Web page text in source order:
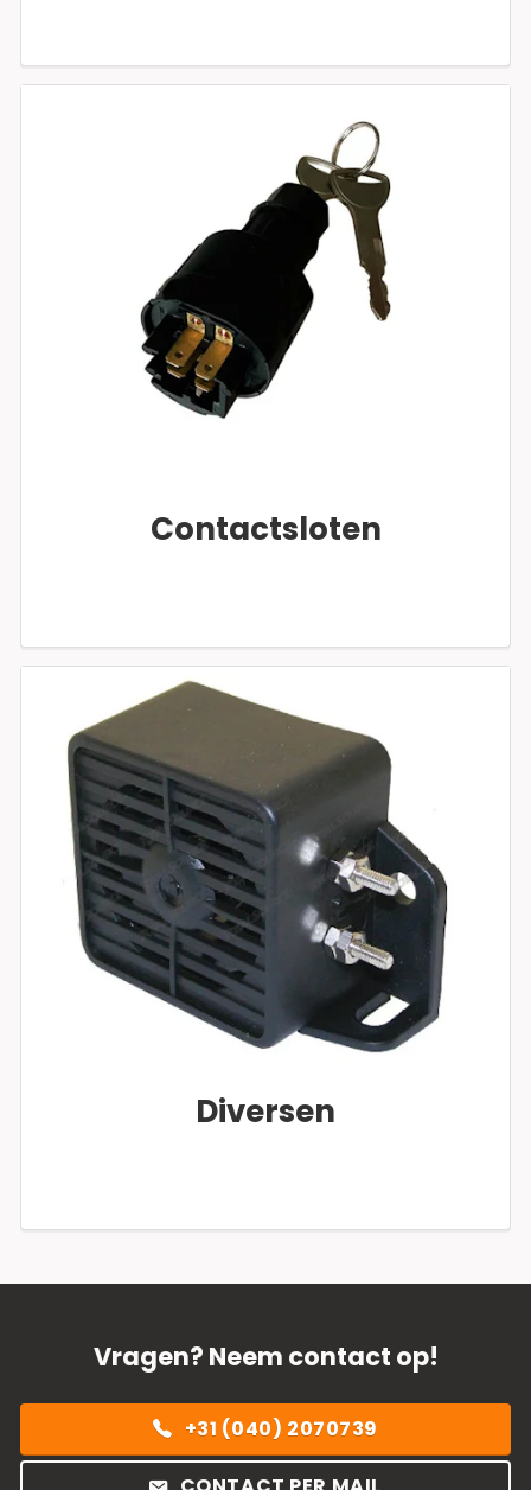
Contactsloten
Diversen
Vragen? Neem contact op!
+31 (040) 2070739